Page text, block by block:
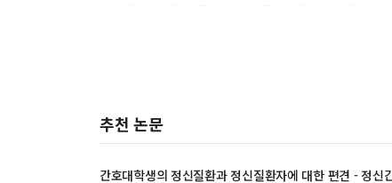
추천 논문
간호대학생의 정신질환과 정신질환자에 대한 편견 - 정신